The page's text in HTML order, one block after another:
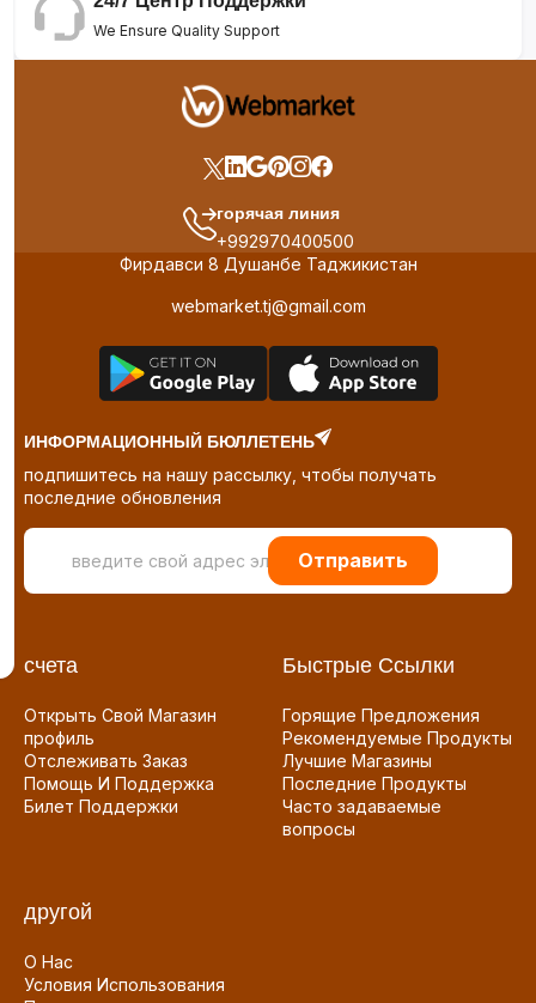
We Ensure Quality Support
горячая линия
+992970400500
Фирдавси 8 Душанбе Таджикистан
webmarket.tj@gmail.com
ИНФОРМАЦИОННЫЙ БЮЛЛЕТЕНЬ
подпишитесь на нашу рассылку, чтобы получать
последние обновления
Отправить
счета
Открыть Свой Магазин
профиль
Отслеживать Заказ
Помощь И Поддержка
Билет Поддержки
Быстрые Ссылки
Горящие Предложения
Рекомендуемые Продукты
Лучшие Магазины
Последние Продукты
Часто задаваемые
вопросы
другой
О Нас
Условия Использования